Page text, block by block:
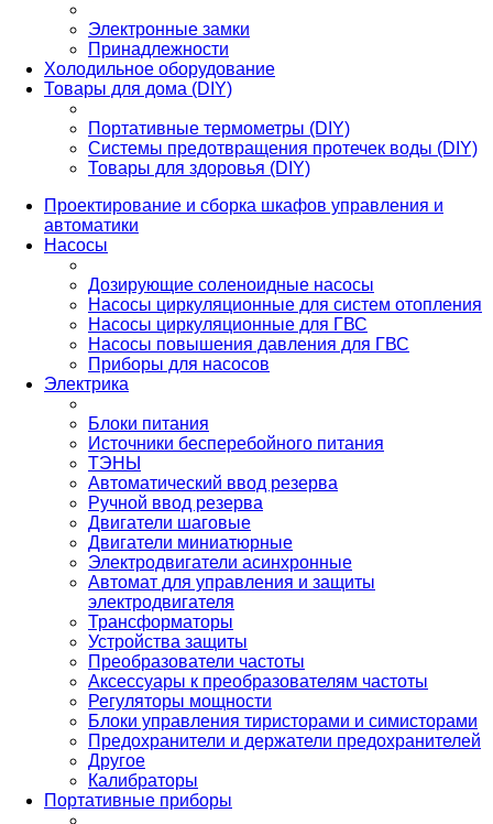
Электронные замки
Принадлежности
Холодильное оборудование
Товары для дома (DIY)
Портативные термометры (DIY)
Системы предотвращения протечек воды (DIY)
Товары для здоровья (DIY)
Проектирование и сборка шкафов управления и
автоматики
Насосы
Дозирующие соленоидные насосы
Насосы циркуляционные для систем отопления
Насосы циркуляционные для ГВС
Насосы повышения давления для ГВС
Приборы для насосов
Электрика
Блоки питания
Источники бесперебойного питания
ТЭНЫ
Автоматический ввод резерва
Ручной ввод резерва
Двигатели шаговые
Двигатели миниатюрные
Электродвигатели асинхронные
Автомат для управления и защиты
электродвигателя
Трансформаторы
Устройства защиты
Преобразователи частоты
Аксессуары к преобразователям частоты
Регуляторы мощности
Блоки управления тиристорами и симисторами
Предохранители и держатели предохранителей
Другое
Калибраторы
Портативные приборы